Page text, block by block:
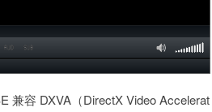
兼容 DXVA（DirectX Video Accelerat